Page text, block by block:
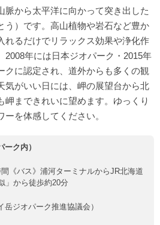
脈から太平洋に向かって突き出した
う）です。高山植物や岩石など豊か
れるだけでリラックス効果や浄化作
2008年には日本ジオパーク・2015年
クに認定され、道外からも多くの観
気がいい日には、岬の展望台から北
岬まできれいに望めます。ゆっくり
を体感してください。
ク内）
《バス》浦河ターミナルからJR北海道
」から徒歩約20分
ジオパーク推進協議会）